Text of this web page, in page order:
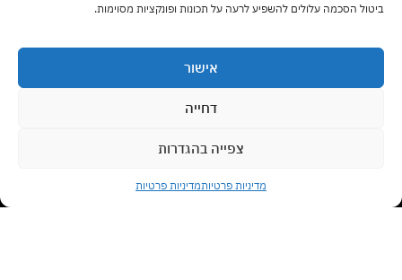
ביטול הסכמה עלולים להשפיע לרעה על תכונות ופונקציות מסוימות.
אישור
דחייה
צפייה בהגדרות
מדיניות פרטיותמדיניות פרטיות
יום ו' בשעות 9:00 – 13:00